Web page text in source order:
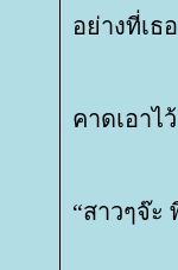
อย่างที่เธอ
คาดเอาไ
“สาวๆจ๊ะ